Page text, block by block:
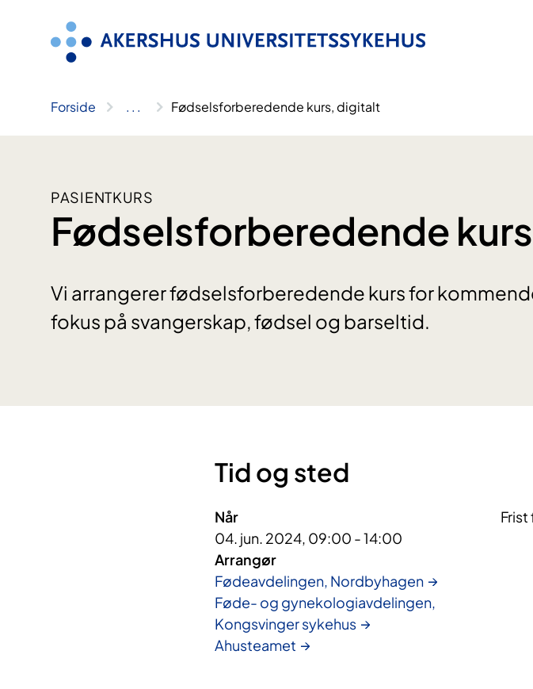
Forside .. . Fødselsforberedende kurs, digitalt
PASIENTKURS
Fødselsforberedende
Vi arrangerer fødselsforberedende kurs for
fokus på svangerskap, fødsel og barseltid.
Tid og sted
Når
04. jun. 2024, 09:00 - 14:00
Arrangør
Fødeavdelingen, Nordbyhagen
Føde- og gynekologiavdelingen,
Kongsvinger sykehus
Ahusteamet